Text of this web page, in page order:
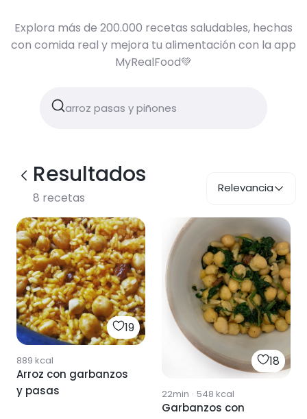
Explora más de 200.000 recetas saludables, hechas
con comida real y mejora tu alimentación con la app
MyRealFood💚
Resultados
8 recetas
Relevancia
19
889 kcal
Arroz con garbanzos
y pasas
18
22min · 548 kcal
Garbanzos con